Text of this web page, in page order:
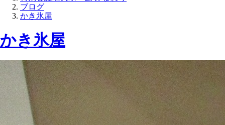
ブログ
かき氷屋
かき氷屋